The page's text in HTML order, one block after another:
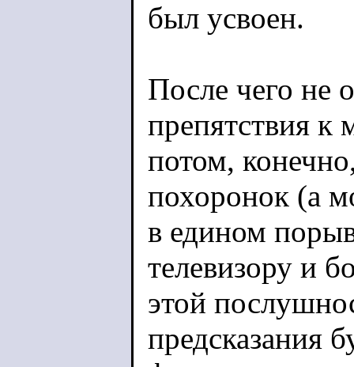
был усвоен.
После чего не
препятствия к
потом,
похоронок (а
в едином
телевизору и
этой
предсказания